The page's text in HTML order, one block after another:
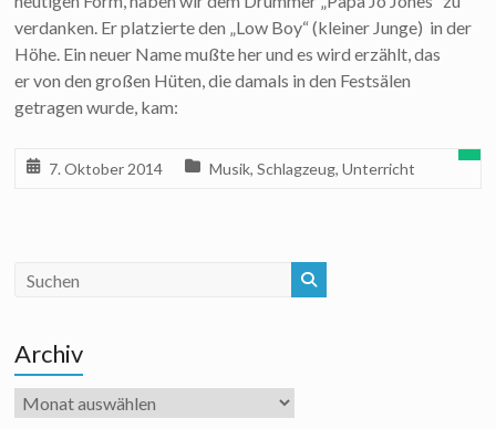
verdanken. Er platzierte den „Low Boy“ (kleiner Junge) in der
Höhe. Ein neuer Name mußte her und es wird erzählt, das
er von den großen Hüten, die damals in den Festsälen
getragen wurde, kam:
7. Oktober 2014 Musik,Schlagzeug,Unterricht
Archiv
Archiv